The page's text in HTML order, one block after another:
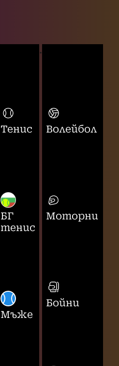
Тенис
БГ
тенис
Мъже
...
Волейбол
Моторни
Бойни